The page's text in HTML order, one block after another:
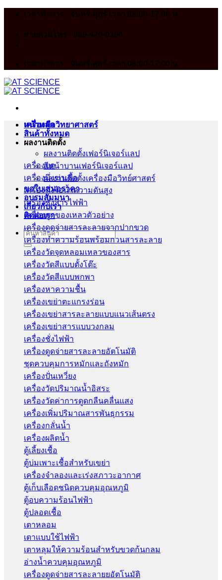
Skip
เวลาทำการ : จันทร์-ศุกร์ เวลา 08:00-17.00 น.
สายด่วนโทร : 086-420-0366
เวลาทำการ : จันทร์-ศุกร์ เวลา 08:00-17.00 น.
หน้าหลัก
สินค้าทั้งหมด
ผลงานติดตั้ง
ผลงานติดตั้งเฟอร์นิเจอร์เเลป
สีหน้าบานเฟอร์นิเจอร์เเลป
ผลงานติดตั้งเครื่องมือวิทย์ศาสตร์
ขอใบเสนอราคา
อบรมสัมมนา
เกี่ยวกับเรา
ติดต่อเรา
Search
for:
เครื่องมือวิทยาศาสตร์
เครื่องบด
เครื่องนึ่งฆ่าเชื้อ
เครื่องนึ่งไอน้ำความดันสูง
เครื่องชั่งสารไฟฟ้า
เครื่องดูดของเหลวตัวอย่าง
เครื่องดูดจ่ายสารละลายจากปากขวด
เครื่องทำความร้อนพร้อมกวนสารละลาย
เครื่องวัดจุดหลอมเหลวของสาร
เครื่องวัดสีแบบตั้งโต๊ะ
เครื่องวัดสีแบบพกพา
เครื่องหาความชื้น
เครื่องเขย่าตะแกรงร่อน
เครื่องเขย่าสารละลายแบบแนวเส้นตรง
เครื่องเขย่าสารแบบวงกลม
เครื่องชั่งไฟฟ้า
เครื่องดูดจ่ายสารละลายอัตโนมัติ
ชุดควบคุมการหมักและถังหมัก
เครื่องปั่นเหวี่ยง
เครื่องวัดปริมาณน้ำอิสระ
เครื่องวัดค่าการดูดกลืนคลื่นแสง
เครื่องเพิ่มปริมาณสารพันธุกรรม
เครื่องกลั่นน้ำ
เครื่องผลิตน้ำ
ตู้เลี้ยงเชื้อ
ตู้บ่มเพาะเชื้อสำหรับเขย่า
เครื่องจำลองและเร่งสภาวะอากาศ
ตู้เก็บเลือดชนิดควบคุมอุณหภูมิ
ตู้อบความร้อนไฟฟ้า
ตู้ปลอดเชื้อ
เตาหลอม
เตาแบบใช้ไฟฟ้า
เตาหลุมให้ความร้อนสำหรับขวดก้นกลม
อ่างน้ำควบคุมอุณหภูมิ
เครื่องดูดจ่ายสารละลายยอัตโนมัติ